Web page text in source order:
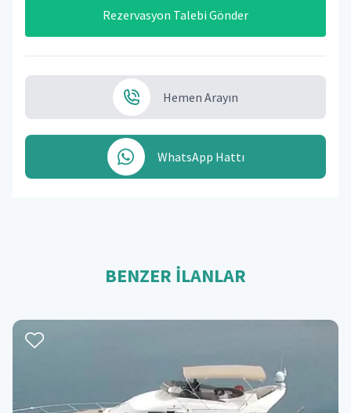
Rezervasyon Talebi Gönder
Hemen Arayın
WhatsApp Hattı
BENZER İLANLAR